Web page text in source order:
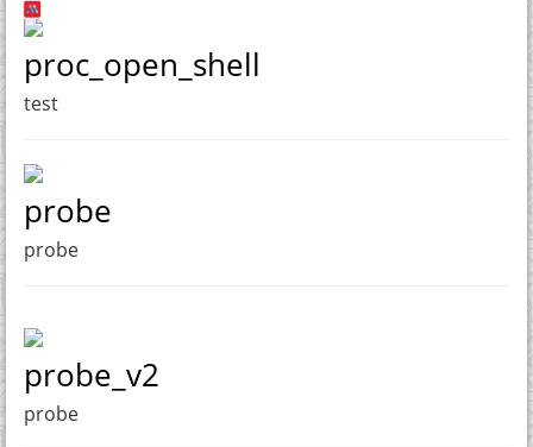
proc_open_shell
test
probe
probe
probe_v2
probe